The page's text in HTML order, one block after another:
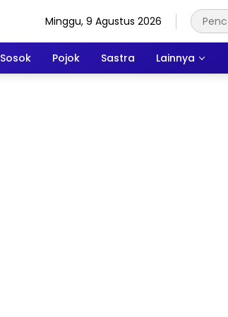
Minggu, 9 Agustus 2026
Sosok Pojok Sastra Lainnya